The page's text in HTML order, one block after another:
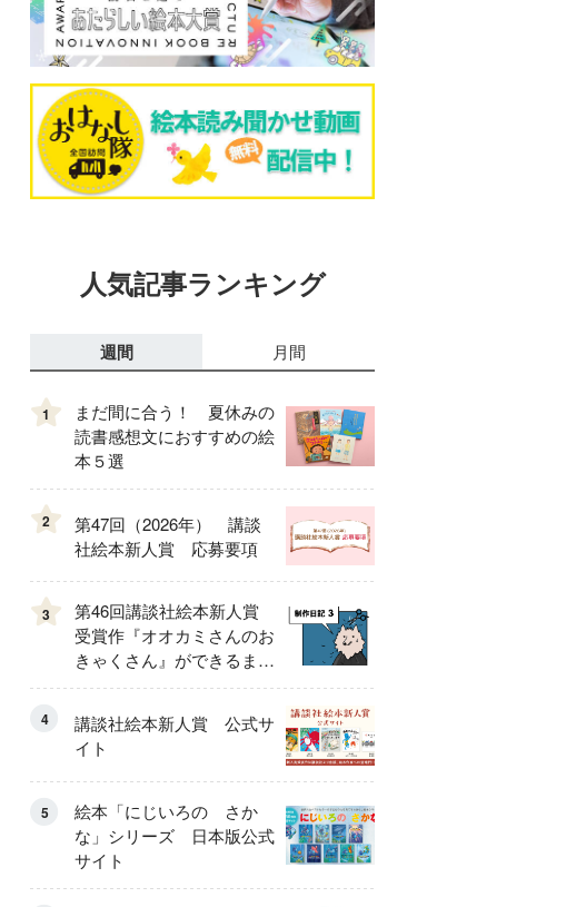
人気記事ランキング
週間 月間
1
まだ間に合う！ 夏休みの
読書感想文におすすめの絵
本５選
2
第47回（2026年） 講談
社絵本新人賞 応募要項
3
第46回講談社絵本新人賞
受賞作『オオカミさんのお
きゃくさん』ができるまで
③
4
講談社絵本新人賞 公式サ
イト
5
絵本「にじいろの さか
な」シリーズ 日本版公式
サイト